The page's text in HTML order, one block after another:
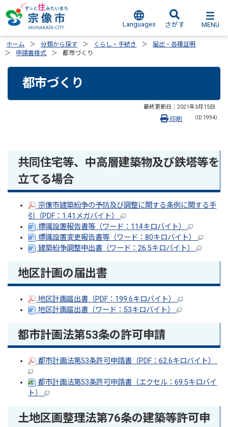
Languages さがす MENU
ホーム 分類から探す くらし・手続き
届出・各種証明
申請書様式
都市づくり
都市づくり
最終更新日： 2021年3月15日
（ID:1994）
印刷
共同住宅等、中高層建築物及び鉄塔等を
立てる場合
宗像市建築紛争の予防及び調整に関する条例に関する手
引（PDF：1.41メガバイト）
標識設置報告書等（ワード：114キロバイト）
標識設置変更報告書等（ワード：80キロバイト）
建築紛争調整申出書（ワード：26.5キロバイト）
地区計画の届出書
地区計画届出書（PDF：199.6キロバイト）
地区計画届出書（ワード：53キロバイト）
都市計画法第53条の許可申請
都市計画法第53条許可申請書（PDF：62.6キロバイト）
都市計画法第53条許可申請書（エクセル：69.5キロバイ
ト）
土地区画整理法第76条の建築等許可申